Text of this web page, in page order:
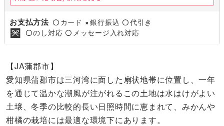
お支払方法 〇 カード × 銀行振込 〇代引き
〇のし対応 〇 メッセージ入れ対応
【JA蒲郡市】
愛知県蒲郡市は三河湾に面した扇状地帯に位置し、一年
を通じて温かな潮風が注がれるこの土地は水はけがよい
土壌、冬季の比較的長い日照時間に恵まれて、みかんや
柑橘の栽培には最適な環境下にあります。